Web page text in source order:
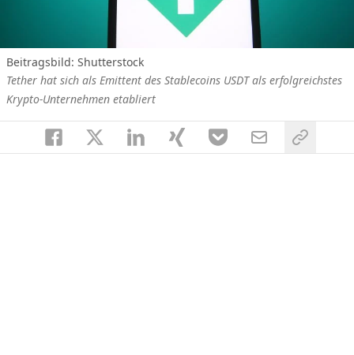
Beitragsbild: Shutterstock
Tether hat sich als Emittent des Stablecoins USDT als erfolgreichstes
Krypto-Unternehmen etabliert